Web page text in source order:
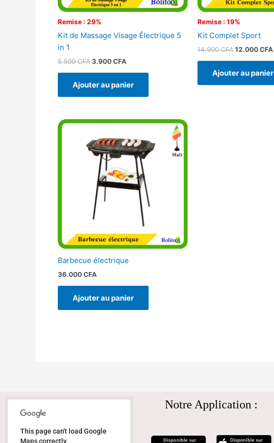
Remise : 29%
Kit de Massage Visage Électrique 5
in 1
5.500CFA3.900CFA
Ajouter au panier
Remise : 19%
Kit Complet Sport
14.900CFA 12.000CFA
Ajouter au panier
Barbecue électrique
36.000CFA
Ajouter au panier
This page can't load Google
Maps correctly.
Notre Application :